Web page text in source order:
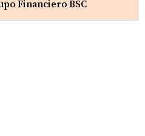
Financiero BSC